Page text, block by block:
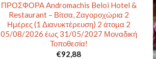
ΠΡΟΣΦΟΡΑ Andromachis Beloi Hotel &
Restaurant – Βίτσα, Ζαγοροχώρια 2
Ημέρες (1 Διανυκτέρευση) 2 άτομα 2
05/08/2026 έως 31/05/2027 Μοναδική
Τοποθεσία!
€92,88